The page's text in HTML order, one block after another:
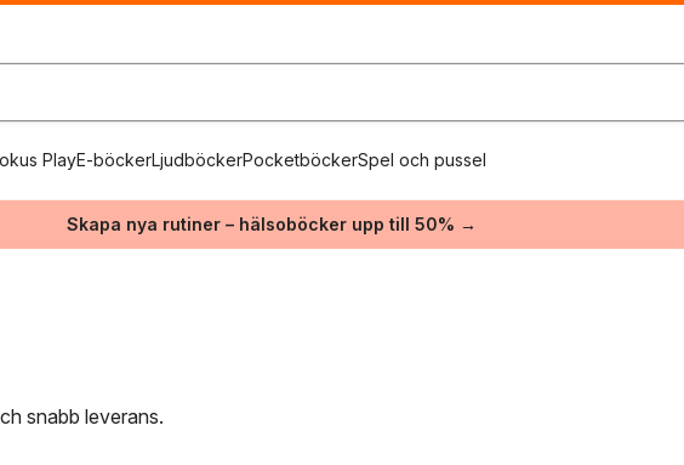
PlayE-böckerLjudböckerPocketböckerSpel och pussel
Skapa nya rutiner – hälsoböcker upp till 50% →
snabb leverans.